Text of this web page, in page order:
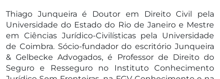
Thiago Junqueira é Doutor em Direito Civil pela
Universidade do Estado do Rio de Janeiro e Mestre
em Ciências Jurídico-Civilísticas pela Universidade
de Coimbra. Sócio-fundador do escritório Junqueira
& Gelbecke Advogados, é Professor de Direito do
Seguro e Resseguro no Instituto Conhecimento